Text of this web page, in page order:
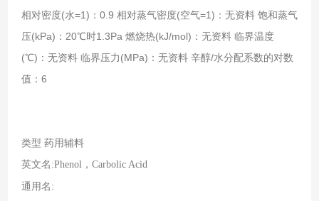
相对密度(水=1)：0.9 相对蒸气密度(空气=1)：无资料 饱和蒸气
压(kPa)：20℃时1.3Pa 燃烧热(kJ/mol)：无资料 临界温度
(℃)：无资料 临界压力(MPa)：无资料 辛醇/水分配系数的对数
值：6
类型 药用辅料
英文名 :Phenol ， Carbolic Acid
通用名 :